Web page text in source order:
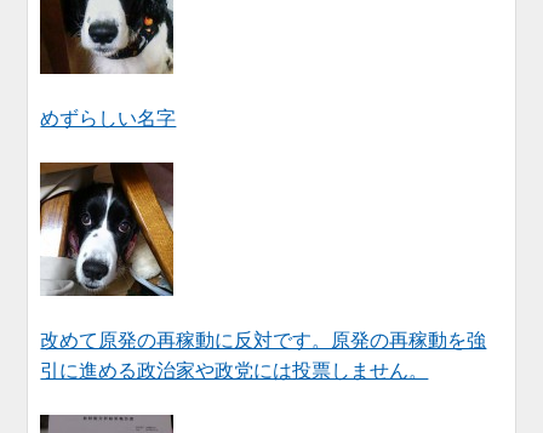
めずらしい名字
改めて原発の再稼動に反対です。原発の再稼動を強
引に進める政治家や政党には投票しません。